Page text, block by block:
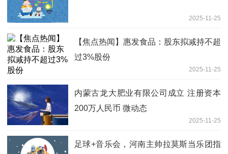
2025-11-25
【焦点热闻】惠发食品：股东拟减持不超
过3%股份
2025-11-25
内蒙古龙大肥业有限公司成立 注册资本
200万人民币 微动态
2025-11-25
足球+音乐会，河南主帅拉莫斯当乐团指